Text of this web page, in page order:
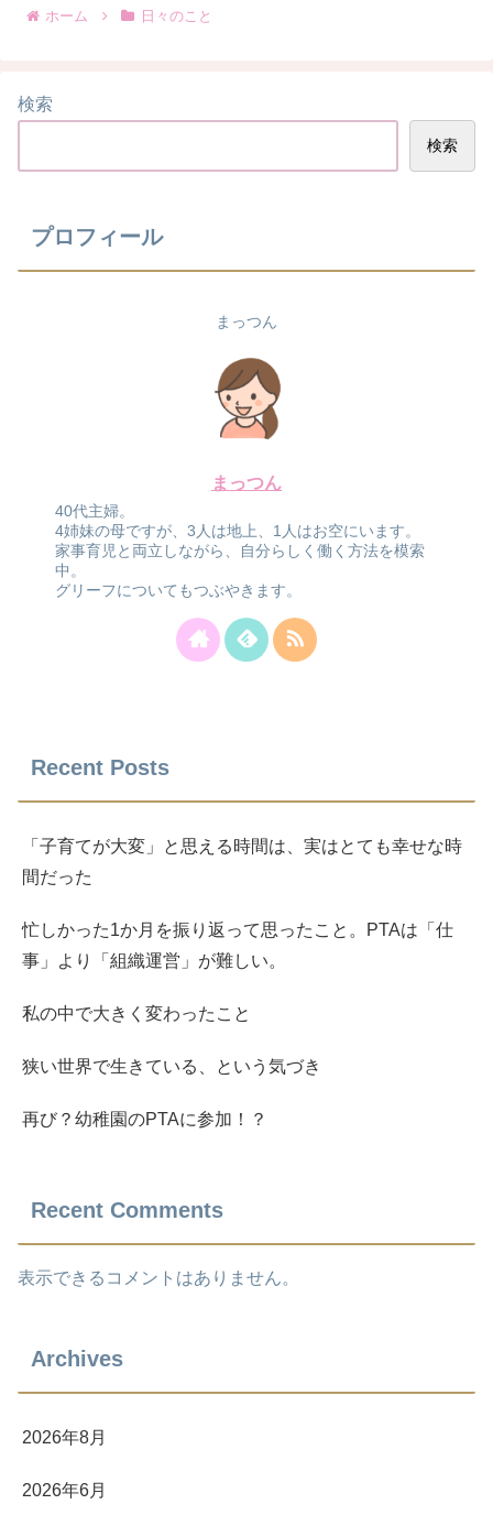
ホーム 日々のこと
検索
検索
プロフィール
まっつん
まっつん
40代主婦。
4姉妹の母ですが、3人は地上、1人はお空にいます。
家事育児と両立しながら、自分らしく働く方法を模索
中。
グリーフについてもつぶやきます。
Recent Posts
「子育てが大変」と思える時間は、実はとても幸せな時
間だった
忙しかった1か月を振り返って思ったこと。PTAは「仕
事」より「組織運営」が難しい。
私の中で大きく変わったこと
狭い世界で生きている、という気づき
再び？幼稚園のPTAに参加！？
Recent Comments
表示できるコメントはありません。
Archives
2026年8月
2026年6月